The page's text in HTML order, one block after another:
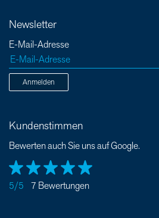
Newsletter
E-Mail-Adresse
Anmelden
Kundenstimmen
Bewerten auch Sie uns auf Google.
5/5 7 Bewertungen